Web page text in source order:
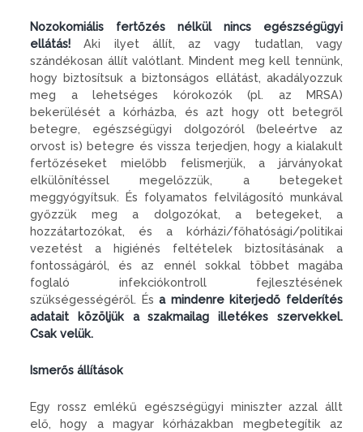
Nozokomiális fertőzés nélkül nincs egészségügyi
ellátás! Aki ilyet állít, az vagy tudatlan, vagy
szándékosan állít valótlant. Mindent meg kell tennünk,
hogy biztosítsuk a biztonságos ellátást, akadályozzuk
meg a lehetséges kórokozók (pl. az MRSA)
bekerülését a kórházba, és azt hogy ott betegről
betegre, egészségügyi dolgozóról (beleértve az
orvost is) betegre és vissza terjedjen, hogy a kialakult
fertőzéseket mielőbb felismerjük, a járványokat
elkülönítéssel megelőzzük, a betegeket
meggyógyítsuk. És folyamatos felvilágosító munkával
győzzük meg a dolgozókat, a betegeket, a
hozzátartozókat, és a kórházi/főhatósági/politikai
vezetést a higiénés feltételek biztosításának a
fontosságáról, és az ennél sokkal többet magába
foglaló infekciókontroll fejlesztésének
szükségességéről. És a mindenre kiterjedő felderítés
adatait közöljük a szakmailag illetékes szervekkel.
Csak velük.
Ismerős állítások
Egy rossz emlékű egészségügyi miniszter azzal állt
elő, hogy a magyar kórházakban megbetegítik az